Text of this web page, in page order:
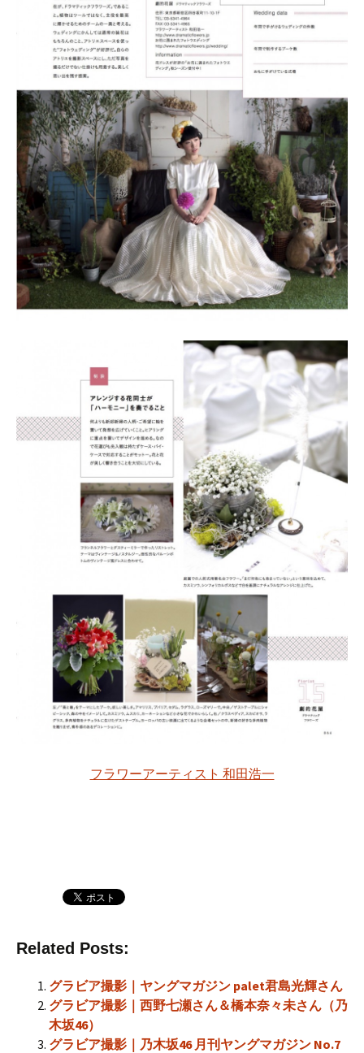
フラワーアーティスト 和田浩一
Related Posts:
グラビア撮影｜ヤングマガジン palet君島光輝さん
グラビア撮影｜西野七瀬さん＆橋本奈々未さん（乃
木坂46）
グラビア撮影｜乃木坂46 月刊ヤングマガジン No.7